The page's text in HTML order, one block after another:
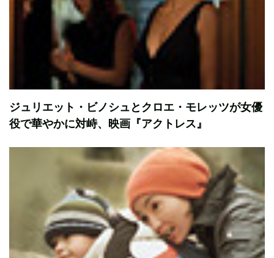
ジュリエット・ビノシュとクロエ・モレッツが女優
役で華やかに対峙、映画『アクトレス』